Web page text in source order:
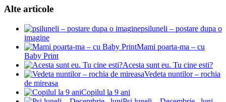
Alte articole
psiluneli – postare dupa o
imagine
Mami poarta-ma – cu
Baby Print
Acesta sunt eu. Tu cine esti?
Vedeta nuntilor – rochia
de mireasa
Copilul la 9 ani